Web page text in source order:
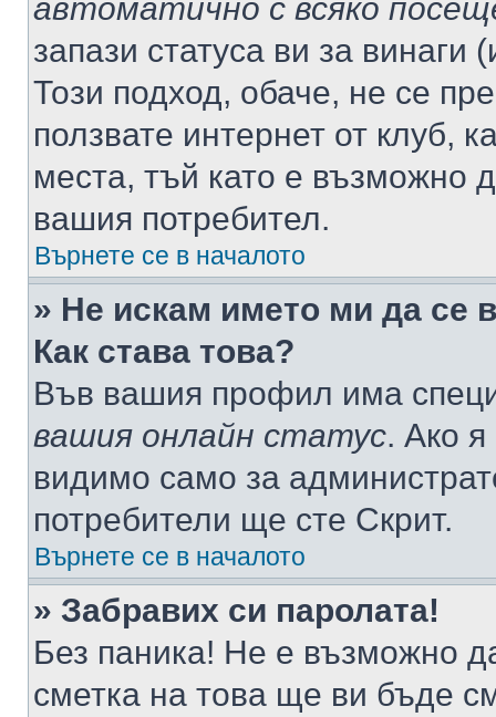
автоматично с всяко
запази статуса ви за винаги
Този подход, обаче, не се
ползвате интернет от клуб,
места, тъй като е възможно
вашия потребител.
Върнете се в началото
» Не искам името ми да се
Как става това?
Във вашия профил има
вашия онлайн статус. Ако
видимо само за
потребители ще сте Скрит.
Върнете се в началото
» Забравих си паролата!
Без паника! Не е възможно
сметка на това ще ви бъде